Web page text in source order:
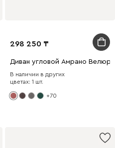
298 250
Диван угловой Амрано Велюр
В наличии в других
цветах: 1 шт.
+70